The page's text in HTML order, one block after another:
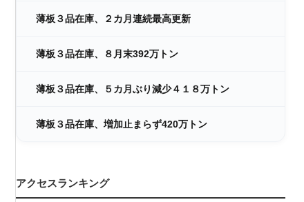
薄板３品在庫、２カ月連続最高更新
薄板３品在庫、８月末392万トン
薄板３品在庫、５カ月ぶり減少４１８万トン
薄板３品在庫、増加止まらず420万トン
アクセスランキング